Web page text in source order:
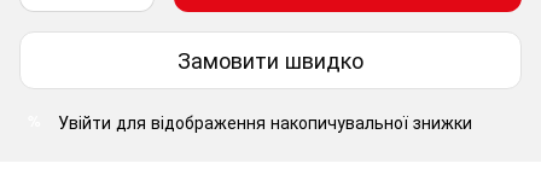
Замовити швидко
Увійти для відображення накопичувальної знижки